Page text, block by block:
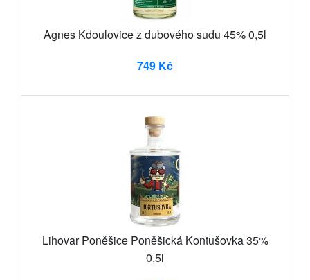
Agnes Kdoulovice z dubového sudu 45% 0,5l
749 Kč
Lihovar Poněšice Poněšická Kontušovka 35%
0,5l